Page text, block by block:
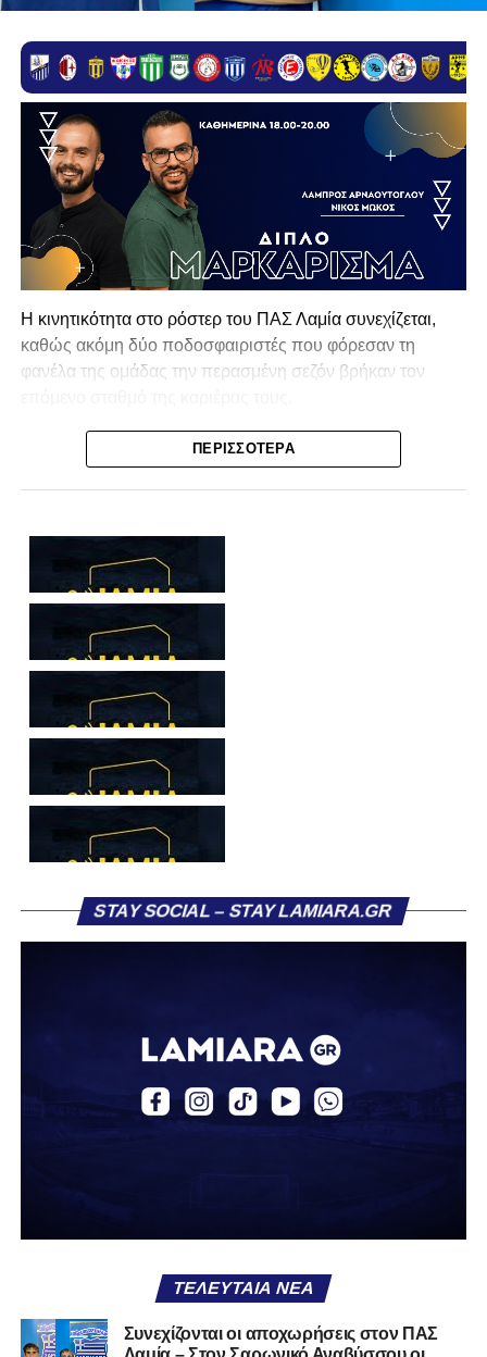
Η κινητικότητα στο ρόστερ του ΠΑΣ Λαμία συνεχίζεται,
καθώς ακόμη δύο ποδοσφαιριστές που φόρεσαν τη
φανέλα της ομάδας την περασμένη σεζόν βρήκαν τον
Ο λόγος για τον Βασίλη Τρούμπουλο και τον Χρυσόστομο
Στάγκο, οι οποίοι θα συνεχίσουν μαζί την ποδοσφαιρική
Ιδιαίτερο ενδιαφέρον παρουσιάζει η περίπτωση του
Βασίλη Τρούμπουλου, ο οποίος βρέθηκε στο στόχαστρο
αρκετών ομάδων το φετινό καλοκαίρι. Ανάμεσα στους
συλλόγους που ενδιαφέρθηκαν έντονα για την απόκτησή
του ήταν η Κόρινθος και ο Ιωνικός, με την ομάδα της
Κορίνθου να εμφανίζεται για μεγάλο χρονικό διάστημα ως
το φαβορί για την υπογραφή του. Ωστόσο, η εξέλιξη ήταν
διαφορετική, καθώς ο 23χρονος αμυντικός επέλεξε τελικά
τον Σαρωνικό Αναβύσσου, όπου θα συναντήσει ξανά τον
πρώην συμπαίκτη του στον ΠΑΣ Λαμία, Χρυσόστομο
«Ο Α.Ο. Σαρωνικός Αναβύσσου ανακοινώνει την
περσινή σεζόν πραγματοποίησε γεμάτη χρονιά στη Γ’
Στο παρελθόν αγωνίστηκε στην ΑΕΚ Β’, με την οποία
κατέγραψε 10 συμμετοχές στη Super League 2, καθώς
επίσης σε Εθνικό και Ζάκυνθο. Ξεκίνησε την καριέρα του
στις 26 Σεπτεμβρίου 2021.
Καλωσορίζουμε τον Βασίλη στην οικογένεια του
ΠΕΡΙΣΣΌΤΕΡΑ
STAY SOCIAL – STAY LAMIARA.GR
ΤΕΛΕΥΤΑΊΑ ΝΈΑ
Συνεχίζονται οι αποχωρήσεις στον ΠΑΣ